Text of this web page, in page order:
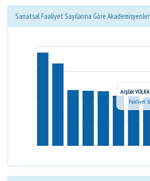
Sanatsal Faaliyet Sayılarına Göre Akademisyenler
Arş.Gör.
Faaliyet